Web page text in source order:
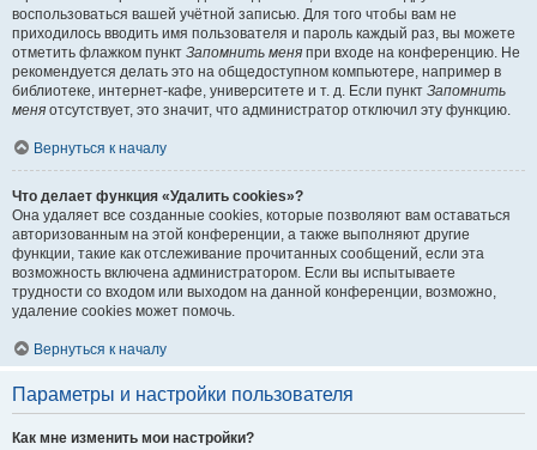
воспользоваться вашей учётной записью. Для того чтобы вам не
приходилось вводить имя пользователя и пароль каждый раз, вы можете
отметить флажком пункт Запомнить меня при входе на конференцию. Не
рекомендуется делать это на общедоступном компьютере, например в
библиотеке, интернет-кафе, университете и т. д. Если пункт Запомнить
меня отсутствует, это значит, что администратор отключил эту функцию.
Вернуться к началу
Что делает функция «Удалить cookies»?
Она удаляет все созданные cookies, которые позволяют вам оставаться
авторизованным на этой конференции, а также выполняют другие
функции, такие как отслеживание прочитанных сообщений, если эта
возможность включена администратором. Если вы испытываете
трудности со входом или выходом на данной конференции, возможно,
удаление cookies может помочь.
Вернуться к началу
Параметры и настройки пользователя
Как мне изменить мои настройки?